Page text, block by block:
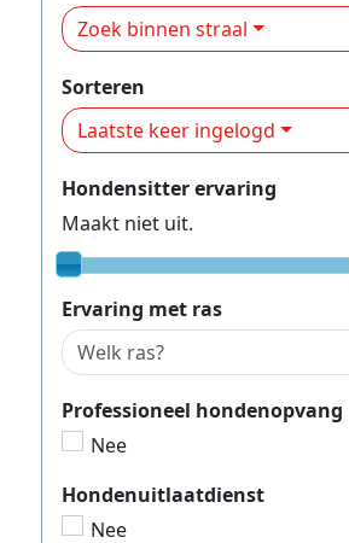
Zoek binnen straal
Sorteren
Laatste keer ingelogd
Hondensitter ervaring
Maakt niet uit.
Ervaring met ras
Professioneel hondenopvang
Nee
Hondenuitlaatdienst
Nee